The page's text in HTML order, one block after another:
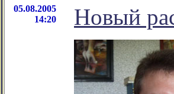
05.08.2005
14:20
Новый